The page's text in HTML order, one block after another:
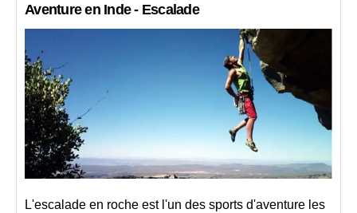
Aventure en Inde - Escalade
L'escalade en roche est l'un des sports d'aventure les